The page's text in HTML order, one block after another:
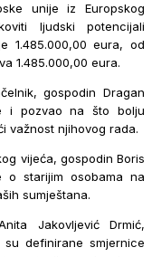
unije iz Europskog
ljudski potencijali
1.485.000,00 eura, od
1.485.000,00 eura.
gospodin Dragan
i pozvao na što bolju
važnost njihovog rada.
vijeća, gospodin Boris
o starijim osobama na
sumještana.
Jakovljević Drmić,
definirane smjernice